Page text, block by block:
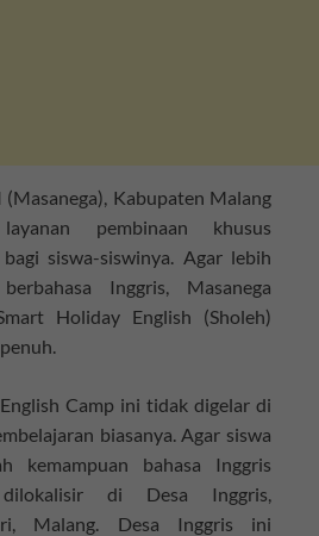
Kabupaten Malang
pembinaan khusus
siswa-siswinya. Agar lebih
Inggris, Masanega
Holiday English (Sholeh)
Camp ini tidak digelar di
biasanya. Agar siswa
kemampuan bahasa Inggris
di Desa Inggris,
Malang. Desa Inggris ini